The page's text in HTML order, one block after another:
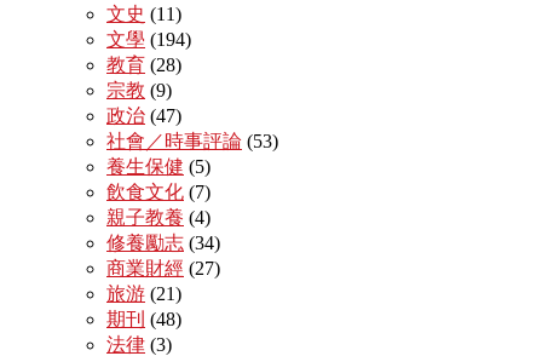
文史 (11)
文學 (194)
教育 (28)
宗教 (9)
政治 (47)
社會／時事評論 (53)
養生保健 (5)
飲食文化 (7)
親子教養 (4)
修養勵志 (34)
商業財經 (27)
旅游 (21)
期刊 (48)
法律 (3)